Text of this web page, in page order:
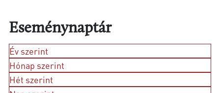
Eseménynaptár
Év szerint
Hónap szerint
Hét szerint